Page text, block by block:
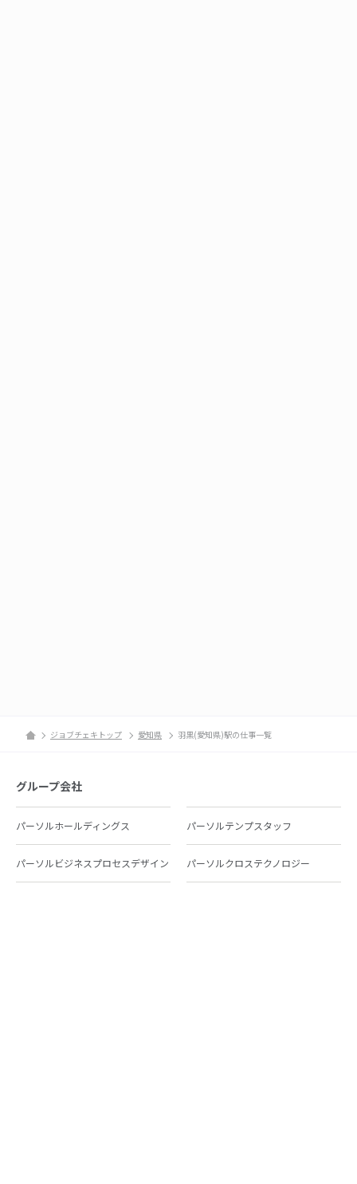
ジョブチェキトップ 愛知県 羽黒(愛知県)駅の仕事一覧
グループ会社
パーソルホールディングス パーソルテンプスタッフ
パーソルビジネスプロセスデザイン パーソルクロステクノロジー